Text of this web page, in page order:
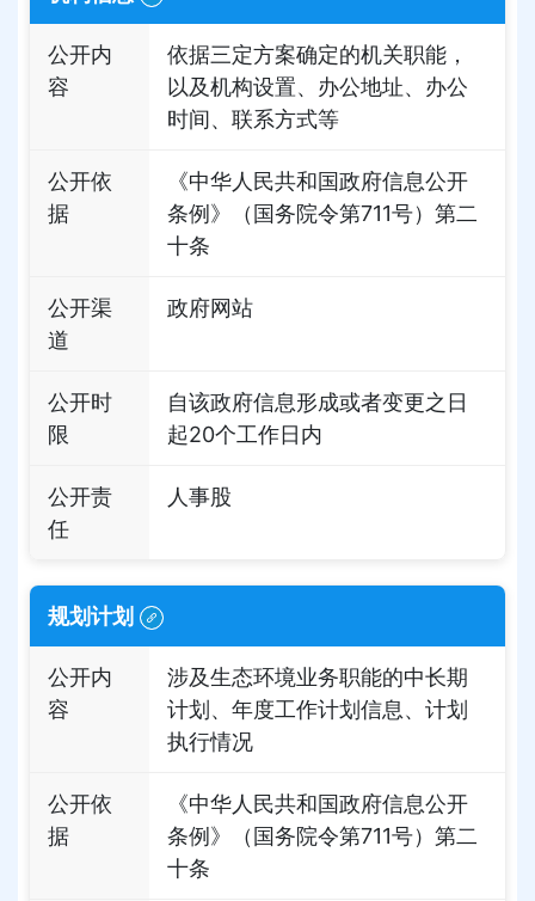
公开内
容
依据三定方案确定的机关职能，
以及机构设置、办公地址、办公
时间、联系方式等
公开依
据
《中华人民共和国政府信息公开
条例》（国务院令第711号）第二
十条
公开渠
道
政府网站
公开时
限
自该政府信息形成或者变更之日
起20个工作日内
公开责
任
人事股
规划计划
公开内
容
涉及生态环境业务职能的中长期
计划、年度工作计划信息、计划
执行情况
公开依
据
《中华人民共和国政府信息公开
条例》（国务院令第711号）第二
十条